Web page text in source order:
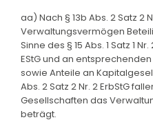
aa) Nach § 13b Abs. 2 Satz 2
Verwaltungsvermögen
Sinne des § 15 Abs. 1 Satz 1
EStG und an
sowie Anteile an
Abs. 2 Satz 2 Nr. 2 ErbStG
Gesellschaften das
beträgt.